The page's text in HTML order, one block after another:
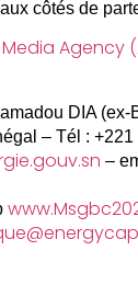
côtés de
Agency
DIA
– Tél :
–